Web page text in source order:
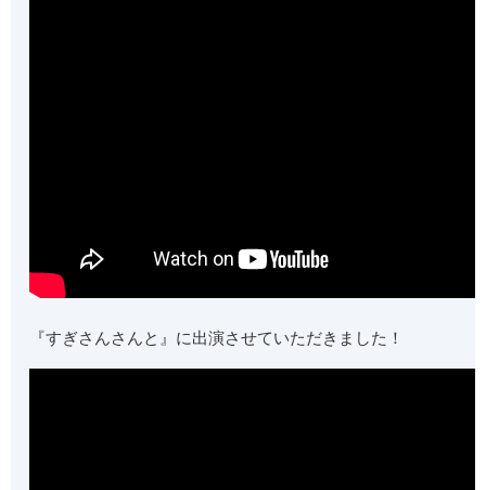
『すぎさんさんと』に出演させていただきました！